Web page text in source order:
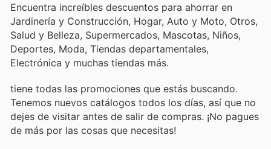
Encuentra increíbles descuentos para ahorrar en
Jardinería y Construcción, Hogar, Auto y Moto, Otros,
Salud y Belleza, Supermercados, Mascotas, Niños,
Deportes, Moda, Tiendas departamentales,
Electrónica y muchas tiendas más.
tiene todas las promociones que estás buscando.
Tenemos nuevos catálogos todos los días, así que no
dejes de visitar antes de salir de compras. ¡No pagues
de más por las cosas que necesitas!